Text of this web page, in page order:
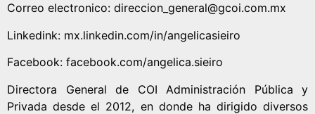
Correo electronico: direccion_general@gcoi.com.mx
Linkedink: mx.linkedin.com/in/angelicasieiro
Facebook: facebook.com/angelica.sieiro
Directora General de COI Administración Pública y
Privada desde el 2012, en donde ha dirigido diversos